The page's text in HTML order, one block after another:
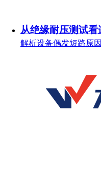
从绝缘耐压测试
解析设备偶发短路原